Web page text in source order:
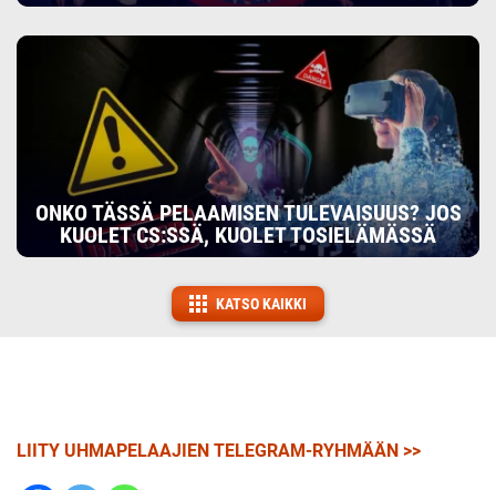
ONKO TÄSSÄ PELAAMISEN TULEVAISUUS? JOS
KUOLET CS:SSÄ, KUOLET TOSIELÄMÄSSÄ
KATSO KAIKKI
LIITY UHMAPELAAJIEN TELEGRAM-RYHMÄÄN >>